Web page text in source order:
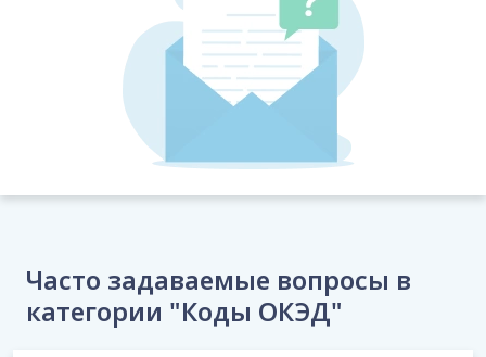
Часто задаваемые вопросы в
категории "Коды ОКЭД"